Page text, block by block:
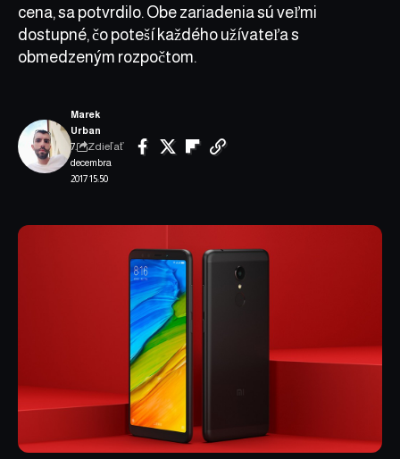
cena, sa potvrdilo. Obe zariadenia sú veľmi
dostupné, čo poteší každého užívateľa s
obmedzeným rozpočtom.
7.
decembra
2017 15:50
Marek
Urban
Zdieľať